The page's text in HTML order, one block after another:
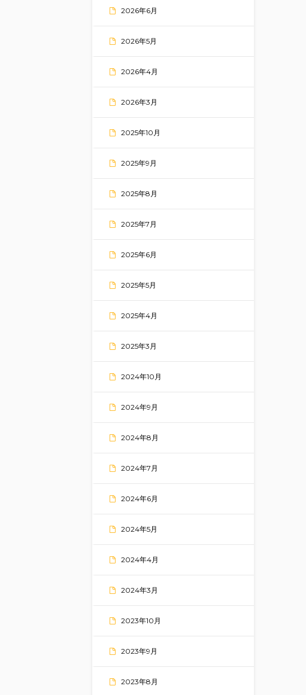
2026年6月
2026年5月
2026年4月
2026年3月
2025年10月
2025年9月
2025年8月
2025年7月
2025年6月
2025年5月
2025年4月
2025年3月
2024年10月
2024年9月
2024年8月
2024年7月
2024年6月
2024年5月
2024年4月
2024年3月
2023年10月
2023年9月
2023年8月